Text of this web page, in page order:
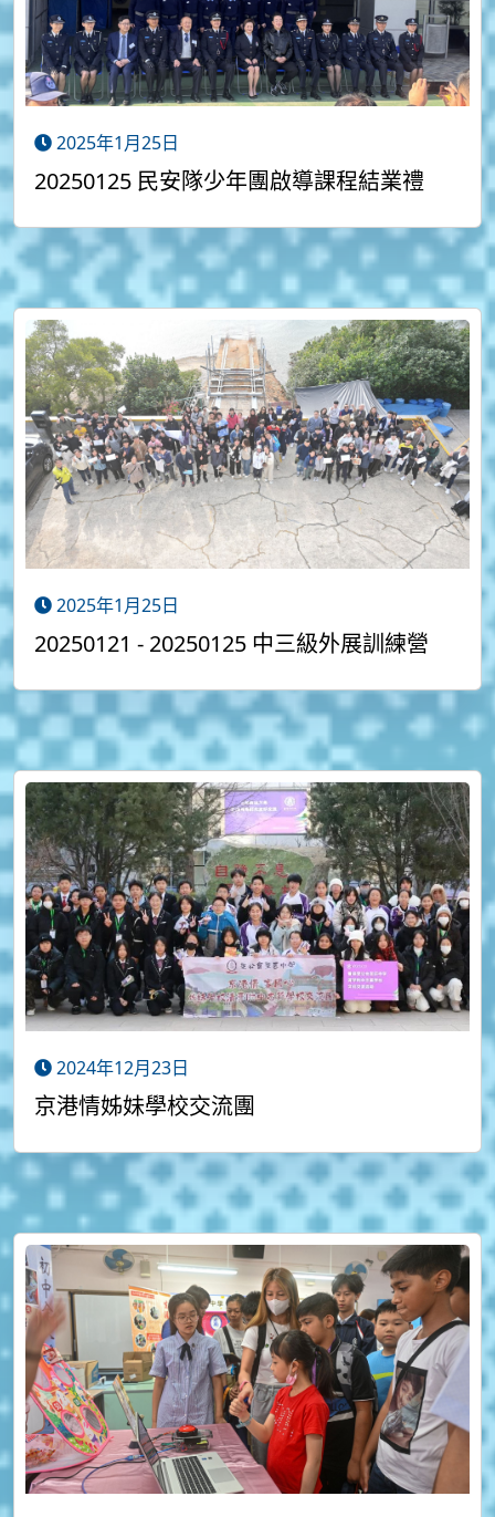
2025年1月25日
20250125 民安隊少年團啟導課程結業禮
2025年1月25日
20250121 - 20250125 中三級外展訓練營
2024年12月23日
京港情姊妹學校交流團